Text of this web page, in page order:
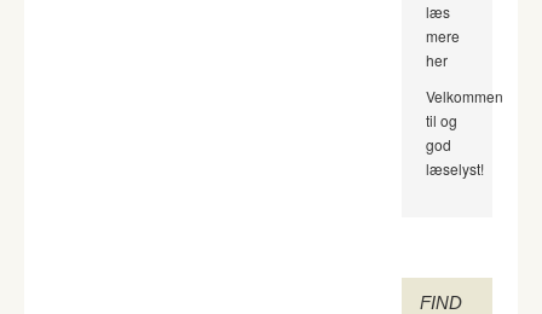
læs
mere
her
Velkommen
til og
god
læselyst!
FIND